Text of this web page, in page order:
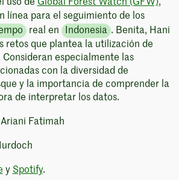
uso de Global Forest Watch (GFW),
línea para el seguimiento de los
real en Indonesia . Benita, Hani
retos que plantea la utilización de
Consideran especialmente las
con la diversidad de
y la importancia de comprender la
de interpretar los datos.
Fatimah
y Spotify.